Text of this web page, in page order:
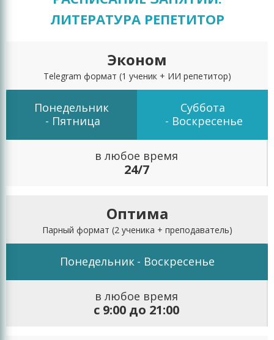
ЛИТЕРАТУРА РЕПЕТИТОР
Эконом
Telegram формат (1 ученик + ИИ репетитор)
Понедельник
- Пятница
Суббота
- Воскресенье
в любое время
24/7
Оптима
Парный формат (2 ученика + преподаватель)
Понедельник - Воскресенье
в любое время
с 9:00 до 21:00